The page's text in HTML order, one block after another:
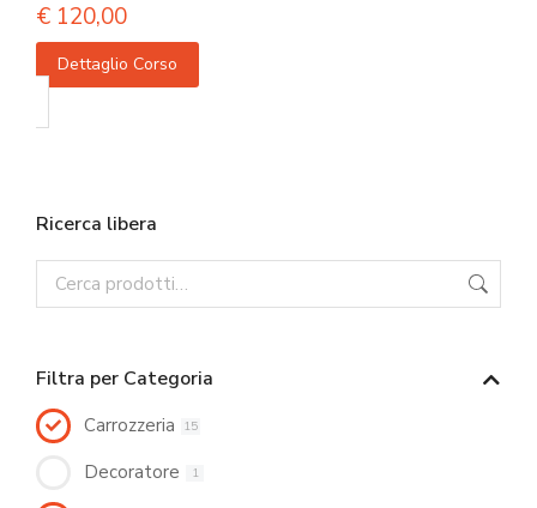
€ 120,00
Dettaglio Corso
Ricerca libera
Filtra per Categoria
Carrozzeria 15
Decoratore 1